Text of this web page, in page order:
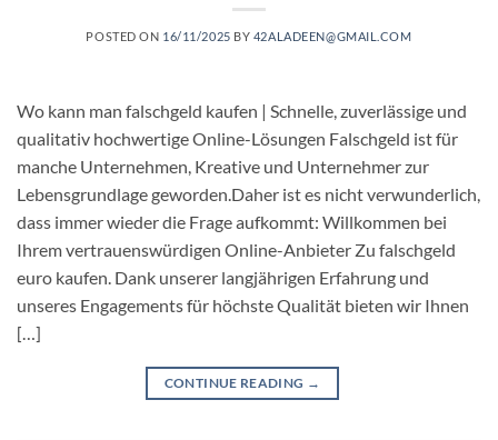
POSTED ON 16/11/2025 BY 42ALADEEN@GMAIL.COM
Wo kann man falschgeld kaufen | Schnelle, zuverlässige und
qualitativ hochwertige Online-Lösungen Falschgeld ist für
manche Unternehmen, Kreative und Unternehmer zur
Lebensgrundlage geworden.Daher ist es nicht verwunderlich,
dass immer wieder die Frage aufkommt: Willkommen bei
Ihrem vertrauenswürdigen Online-Anbieter Zu falschgeld
euro kaufen. Dank unserer langjährigen Erfahrung und
unseres Engagements für höchste Qualität bieten wir Ihnen
[…]
CONTINUE READING →